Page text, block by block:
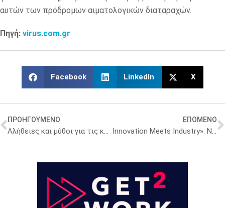
αυτών των πρόδρομων αιματολογικών διαταραχών.
Πηγή: virus.com.gr
Facebook LinkedIn X
ΠΡΟΗΓΟΥΜΕΝΟ
Αλήθειες και μύθοι για τις κυτταρικές θεραπείες: Ημερίδα για το τι πρέπει να γνωρίζουν οι ασθενείς
ΕΠΟΜΕΝΟ
Innovation Meets Industry»: Νέα πρωτοβουλία του ΣΦΕΕ για την καινοτομία